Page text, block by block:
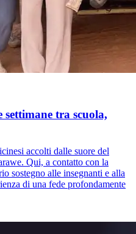
tra scuola,
accolti dalle suore del
Qui, a contatto con la
sostegno alle insegnanti e alla
di una fede profondamente